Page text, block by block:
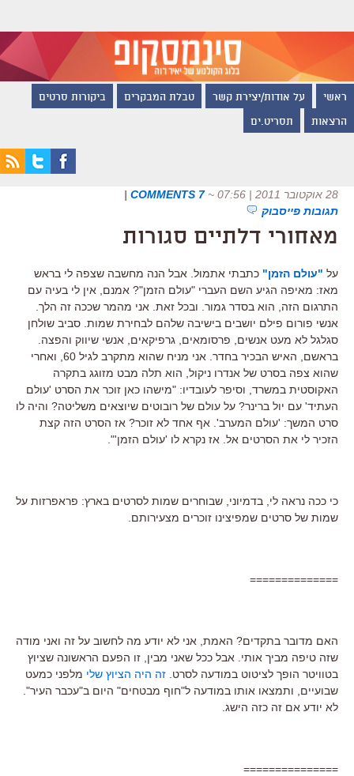
ראשי על אודות/יצירת קשר טבלת המבקרים ביקורות סרטים
הרצאות תסריט.ים
28 אוקטובר 2011 | 07:56 ~
7 COMMENTS
|
תגובות פייסבוק
מאחורי דלתיים סגורות
על "עולם הזמן" כתבתי אתמול. אבל הנה מחשבה שצפה לי בראש
מאז: מאיפה הגיע השם העברי "עולם הזמן"? אמנם, אין לי בעיה עם
התרגום הזה, הוא בסדר גמור. ובכל זאת. אני מהמר שככה זה הלך.
אנשי פורום פילם יושבים בישיבה שלהם לבחירת שמות. סביב שולחן
סגלגל לא מעט אנשים, פרסומאים, גרפיקאים, אנשי שיווק והפצה.
בראשם, האיש הבכיר בחדר. אני מניח שהוא מתקרב לגיל 60, ואחרי
שהוא צפה בסרט של אנדרו ניקול, הוא תלה מבט מזוגג בתקרה
האקוסטית במשרד, וסיפר לעובדיו: "מישהו כאן זוכר את הסרט 'עולם
העתיד' עם יול ברינר? על עולם של רובוטים שיוצאים משליטה? והיה לו
סרט המשך: 'עולם המערב'. אף אחד לא זוכר? אז הסרט הזה קצת
הזכיר לי את הסרטים אל. אז נקרא לו 'עולם הזמן'".
כי ככה נראה לי, בדמיוני, שבוחרים שמות לסרטים בארץ: פראפרזות על
שמות של סרטים שמפיצינו זוכרים מצעירותם.
==============
האם מדובר בתקדים? האמת, אני לא יודע מה לחשוב על זה ואני מודה
שזה טיפה מביך אותי. אבל ככל שאני מבין, זו הפעם הראשונה שציוץ
בטוויטר הופך לציטוט במודעה לסרט. זה היה הציוץ שלי מלפני כמעט
שבועיים, ותמצאו אותו במודעה ל"חוף מבטחים" היום ב"עכבר העיר".
לא יודע אם זה כזה הישג.
===============